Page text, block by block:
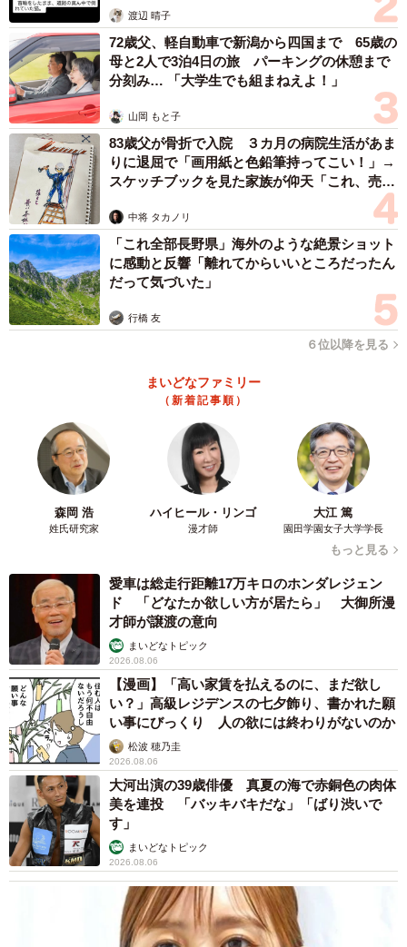
渡辺 晴子
72歳父、軽自動車で新潟から四国まで 65歳の
母と2人で3泊4日の旅 パーキングの休憩まで
分刻み… 「大学生でも組まねえよ！」
山岡 もと子
83歳父が骨折で入院 ３カ月の病院生活があま
りに退屈で「画用紙と色鉛筆持ってこい！」→
スケッチブックを見た家族が仰天「これ、売れ
中将 タカノリ
「これ全部長野県」海外のような絶景ショット
に感動と反響「離れてからいいところだったん
だって気づいた」
行橋 友
６位以降を見る
まいどなファミリー
（新着記事順）
森岡 浩
姓氏研究家
ハイヒール・リンゴ
漫才師
大江 篤
園田学園女子大学学長
もっと見る
愛車は総走行距離17万キロのホンダレジェン
ド 「どなたか欲しい方が居たら」 大御所漫
才師が譲渡の意向
まいどなトピック
2026.08.06
【漫画】「高い家賃を払えるのに、まだ欲し
い？」高級レジデンスの七夕飾り、書かれた願
い事にびっくり 人の欲には終わりがないのか
松波 穂乃圭
2026.08.06
大河出演の39歳俳優 真夏の海で赤銅色の肉体
美を連投 「バッキバキだな」「ばり渋いで
す」
まいどなトピック
2026.08.06